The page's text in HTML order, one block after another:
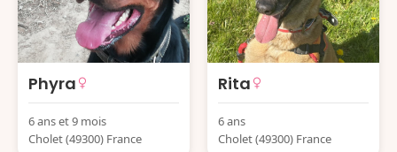
Phyra
6 ans et 9 mois
Cholet (49300) France
Rita
6 ans
Cholet (49300) France